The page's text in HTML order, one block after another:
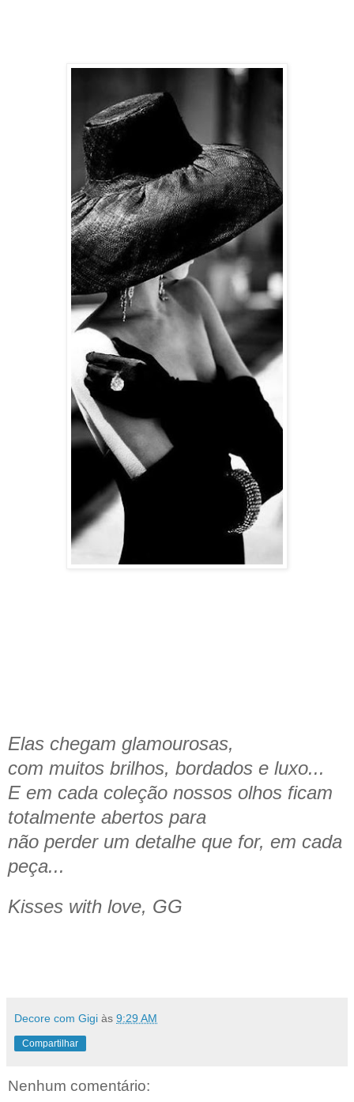
Elas chegam glamourosas,
com muitos brilhos, bordados e luxo...
E em cada coleção nossos olhos ficam
totalmente abertos para
não perder um detalhe que for, em cada
peça...
Kisses with love, GG
Decore com Gigi às 9:29 AM
Compartilhar
Nenhum comentário: